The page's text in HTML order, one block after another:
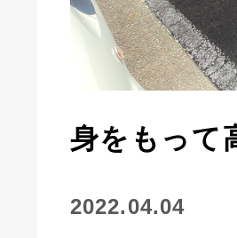
身をもって
2022.04.04